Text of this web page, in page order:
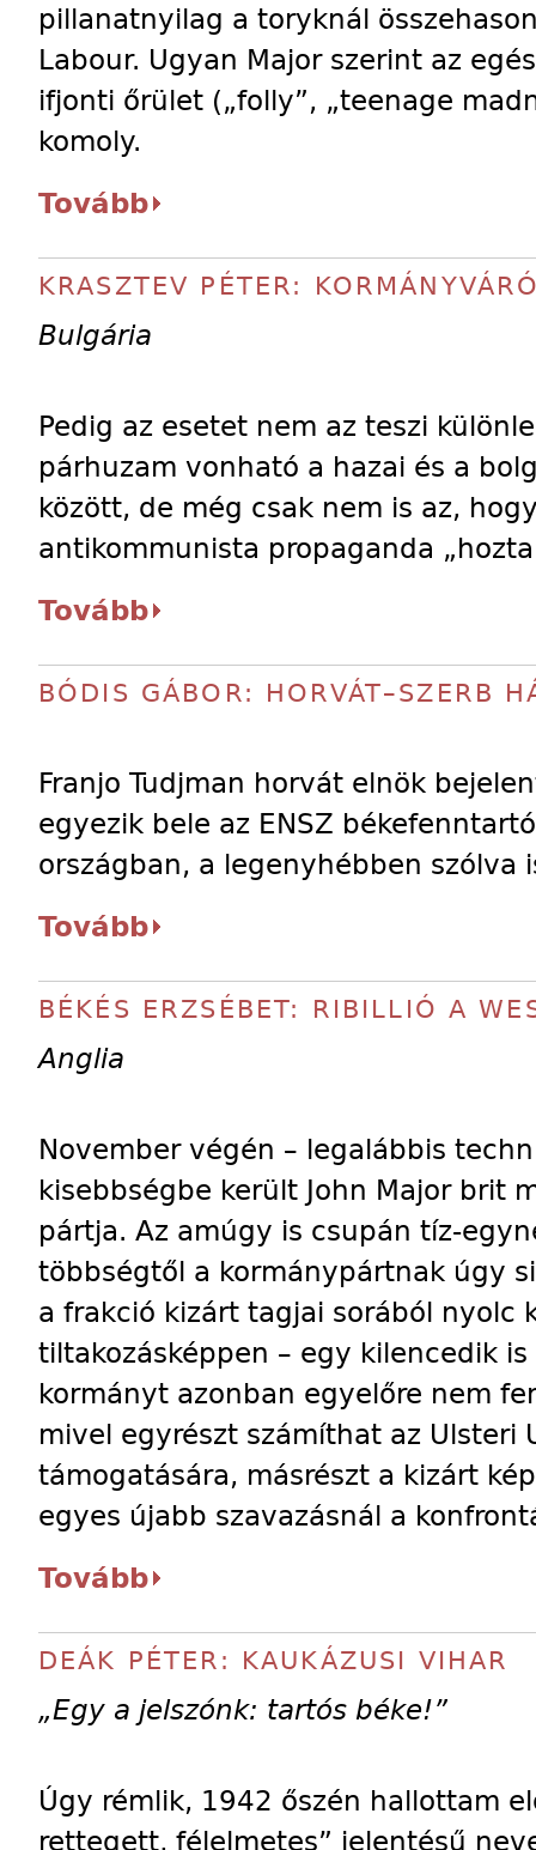
pillanatnyilag a toryknál
Labour. Ugyan Major szerint az
ifjonti őrület („folly”, „teenage
komoly.
Tovább
KRASZTEV PÉTER:
Bulgária
Pedig az esetet nem az teszi
párhuzam vonható a hazai és a
között, de még csak nem is az,
antikommunista propaganda
Tovább
BÓDIS GÁBOR: HORVÁT–SZERB
Franjo Tudjman horvát elnök
egyezik bele az ENSZ
országban, a legenyhébben szólva
Tovább
BÉKÉS ERZSÉBET: RIBILLIÓ A
Anglia
November végén – legalábbis
kisebbségbe került John Major brit
pártja. Az amúgy is csupán tíz-
többségtől a kormánypártnak úgy
a frakció kizárt tagjai sorából nyolc
tiltakozásképpen – egy kilencedik
kormányt azonban egyelőre nem
mivel egyrészt számíthat az Ulsteri
támogatására, másrészt a kizárt
egyes újabb szavazásnál a
Tovább
DEÁK PÉTER: KAUKÁZUSI VIHAR
„Egy a jelszónk: tartós béke!”
Úgy rémlik, 1942 őszén hallottam
rettegett, félelmetes” jelentésű